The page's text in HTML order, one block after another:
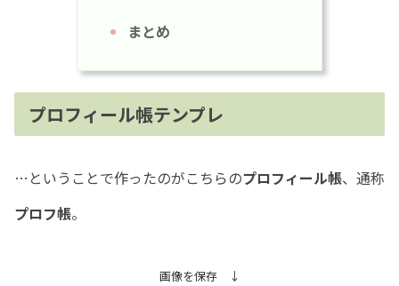
まとめ
プロフィール帳テンプレ
…ということで作ったのがこちらのプロフィール帳、通称
プロフ帳。
画像を保存 ↓